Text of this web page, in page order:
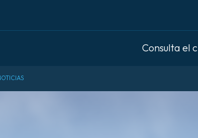
Consulta el